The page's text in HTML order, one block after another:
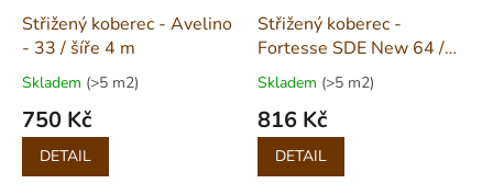
Střižený koberec - Avelino
- 33 / šíře 4 m
Skladem (>5 m2)
750 Kč
Měrná
cena:
DETAIL
Střižený koberec -
Fortesse SDE New 64 /
šíře 4 m
Skladem (>5 m2)
816 Kč
Měrná
cena:
DETAIL